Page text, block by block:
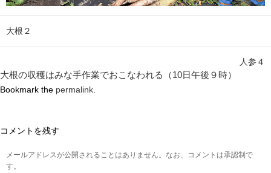
大根２
人参４
大根の収穫はみな手作業でおこなわれる（10日午後９時）
Bookmark the permalink
コメントを残す
メールアドレスが公開されることはありません。なお、コメントは承認制で
す。